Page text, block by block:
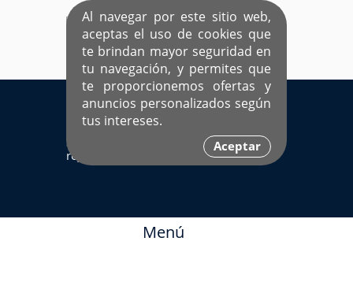
Al navegar por este sitio web,
aceptas el uso de cookies que
te brindan mayor seguridad en
tu navegación, y permites que
te proporcionemos ofertas y
anuncios personalizados según
tus intereses.
Aceptar
EL ÚNICO SITIO DEDICADO A SOLTEROS
HISPANOS COMO TÚ
Ingresa aquí
Sí ya estás
registrado
Menú